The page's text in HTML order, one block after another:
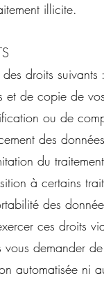
illicite.
droits suivants :
et de copie de
ou de
des
du
à certains
des
ces droits
demander
automatisée ni